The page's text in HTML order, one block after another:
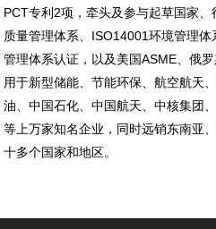
PCT专利2项，牵头及参与起草国家
质量管理体系、ISO14001环境管理
管理体系认证，以及美国ASME、俄
用于新型储能、节能环保、航空航天
油、中国石化、中国航天、中核集团
等上万家知名企业，同时远销东南亚
十多个国家和地区。